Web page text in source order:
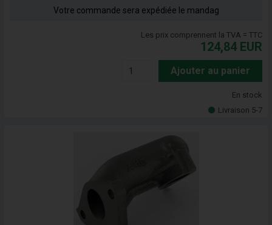
Votre commande sera expédiée le mandag
Les prix comprennent la TVA = TTC
124,84 EUR
Ajouter au panier
En stock
Livraison 5-7